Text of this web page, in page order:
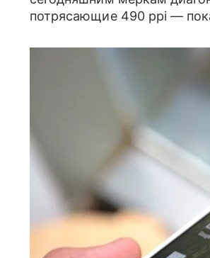
потрясающие 490 ppi —